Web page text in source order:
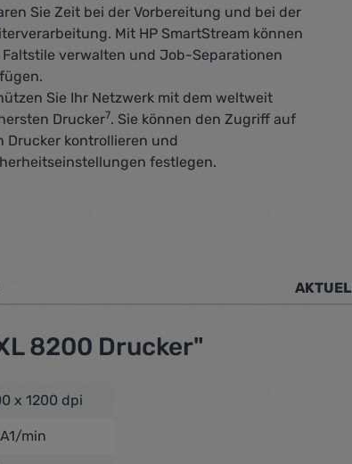
Sie Zeit bei der Vorbereitung und bei der
Mit HP SmartStream können
Faltstile verwalten und Job-Separationen
Sie Ihr Netzwerk mit dem weltweit
Drucker7. Sie können den Zugriff auf
Drucker kontrollieren und
festlegen.
8200 Drucker"
x 1200 dpi
min